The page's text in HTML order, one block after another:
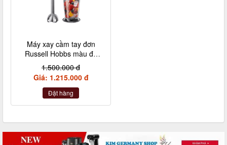
Máy xay cầm tay đơn
Russell Hobbs màu đỏ
kèm 1 cốc
1.500.000 đ
Giá: 1.215.000 đ
Đặt hàng